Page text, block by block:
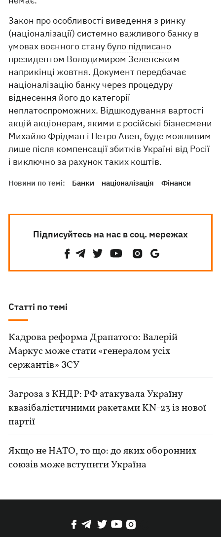
Закон про особливості виведення з ринку
(націоналізації) системно важливого банку в
умовах воєнного стану було підписано
президентом Володимиром Зеленським
наприкінці жовтня. Документ передбачає
націоналізацію банку через процедуру
віднесення його до категорії
неплатоспроможних. Відшкодування вартості
акцій акціонерам, якими є російські бізнесмени
Михайло Фрідман і Петро Авен, буде можливим
лише після компенсації збитків Україні від Росії
і виключно за рахунок таких коштів.
Новини по темі: Банки націоналізація Фінанси
Підписуйтесь на нас в соц. мережах
Статті по темі
Кадрова реформа Драпатого: Валерій
Маркус може стати «генералом усіх
сержантів» ЗСУ
Загроза з КНДР: РФ атакувала Україну
квазібалістичними ракетами KN-23 із нової
партії
Якщо не НАТО, то що: до яких оборонних
союзів може вступити Україна